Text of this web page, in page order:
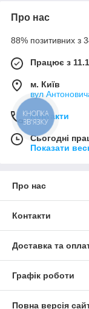
Про нас
88% позитивних з
Працює з
м. Київ
вул
Контакти
Сьогодні
Показати
Про нас
Контакти
Доставка та
Графік роботи
Повна версія
КНОПКА
ЗВ'ЯЗКУ